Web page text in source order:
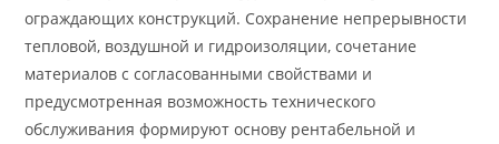
ограждающих конструкций. Сохранение непрерывности
тепловой, воздушной и гидроизоляции, сочетание
материалов с согласованными свойствами и
предусмотренная возможность технического
обслуживания формируют основу рентабельной и